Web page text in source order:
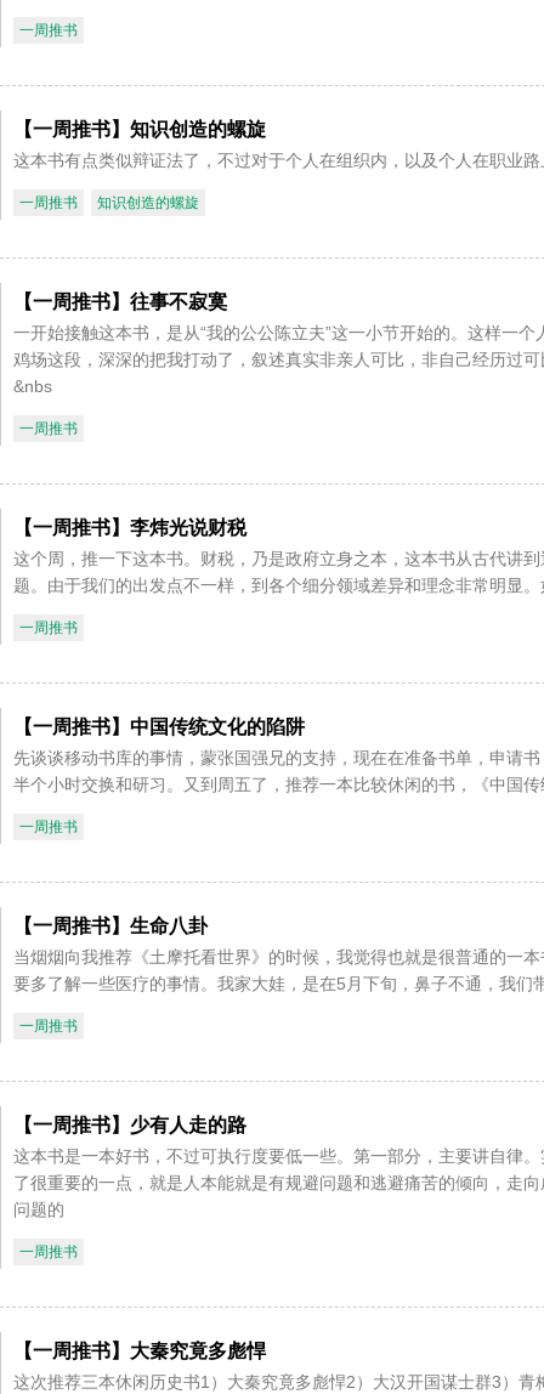
一周推书
【一周推书】知识创造的螺旋
这本书有点类似辩证法了，不过对于个人在组织内，以及个人在职业
一周推书 知识创造的螺旋
【一周推书】往事不寂寞
一开始接触这本书，是从“我的公公陈立夫”这一小节开始的。这样一
鸡场这段，深深的把我打动了，叙述真实非亲人可比，非自己经历过
&nbs
一周推书
【一周推书】李炜光说财税
这个周，推一下这本书。财税，乃是政府立身之本，这本书从古代讲
题。由于我们的出发点不一样，到各个细分领域差异和理念非常明显
一周推书
【一周推书】中国传统文化的陷阱
先谈谈移动书库的事情，蒙张国强兄的支持，现在在准备书单，申请
半个小时交换和研习。又到周五了，推荐一本比较休闲的书，《中国
一周推书
【一周推书】生命八卦
当烟烟向我推荐《土摩托看世界》的时候，我觉得也就是很普通的一
要多了解一些医疗的事情。我家大娃，是在5月下旬，鼻子不通，我
一周推书
【一周推书】少有人走的路
这本书是一本好书，不过可执行度要低一些。第一部分，主要讲自律
了很重要的一点，就是人本能就是有规避问题和逃避痛苦的倾向，走
问题的
一周推书
【一周推书】大秦究竟多彪悍
这次推荐三本休闲历史书1）大秦究竟多彪悍2）大汉开国谋士群3）